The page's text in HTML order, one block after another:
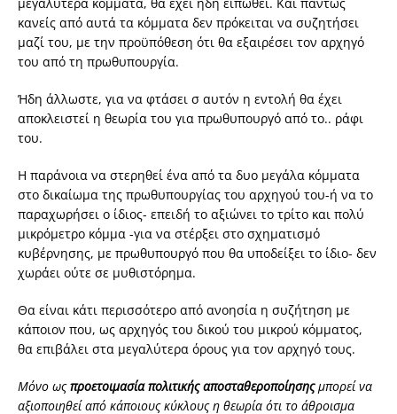
κανείς από αυτά τα κόμματα δεν πρόκειται να συζητήσει
μαζί του, με την προϋπόθεση ότι θα εξαιρέσει τον αρχηγό
του από τη πρωθυπουργία.
Ήδη άλλωστε, για να φτάσει σ αυτόν η εντολή θα έχει
αποκλειστεί η θεωρία του για πρωθυπουργό από το.. ράφι
του.
Η παράνοια να στερηθεί ένα από τα δυο μεγάλα κόμματα
στο δικαίωμα της πρωθυπουργίας του αρχηγού του-ή να το
παραχωρήσει ο ίδιος- επειδή το αξιώνει το τρίτο και πολύ
μικρόμετρο κόμμα -για να στέρξει στο σχηματισμό
κυβέρνησης, με πρωθυπουργό που θα υποδείξει το ίδιο- δεν
χωράει ούτε σε μυθιστόρημα.
Θα είναι κάτι περισσότερο από ανοησία η συζήτηση με
κάποιον που, ως αρχηγός του δικού του μικρού κόμματος,
θα επιβάλει στα μεγαλύτερα όρους για τον αρχηγό τους.
Μόνο ωςπροετοιμασία πολιτικής αποσταθεροποίησηςμπορεί να
αξιοποιηθεί από κάποιους κύκλους η θεωρία ότι το άθροισμα